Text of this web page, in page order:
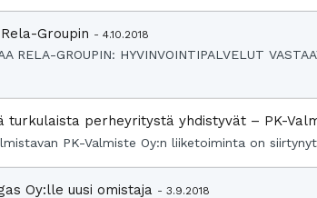
Groupin - 4.10.2018
RELA-GROUPIN: HYVINVOINTIPALVELUT
turkulaista perheyritystä yhdistyvät – PK-
PK-Valmiste Oy:n liiketoiminta on
Oy:lle uusi omistaja - 3.9.2018